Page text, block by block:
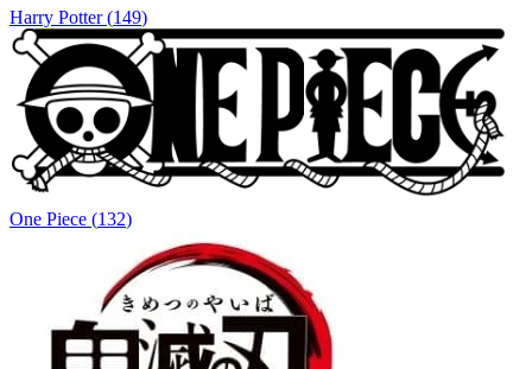
Harry Potter (149)
One Piece (132)